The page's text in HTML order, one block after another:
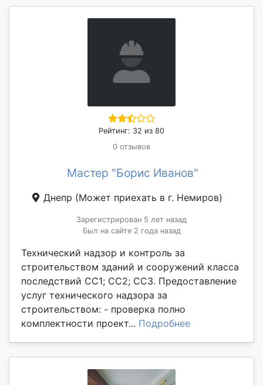
Рейтинг: 32 из 80
0 отзывов
Мастер "Борис Иванов"
Днепр (Может приехать в г. Немиров)
Зарегистрирован 5 лет назад
Был на сайте 2 года назад
Технический надзор и контроль за
строительством зданий и сооружений класса
последствий СС1; СС2; СС3. Предоставление
услуг технического надзора за
строительством: - проверка полно
комплектности проект... Подробнее